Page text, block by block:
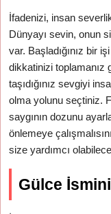
İfadenizi, insan
Dünyayı sevin, onun
var. Başladığınız bir
dikkatinizi toplamanız
taşıdığınız sevgiyi
olma yolunu seçtiniz.
saygının dozunu
önlemeye
size yardımcı
Gülce